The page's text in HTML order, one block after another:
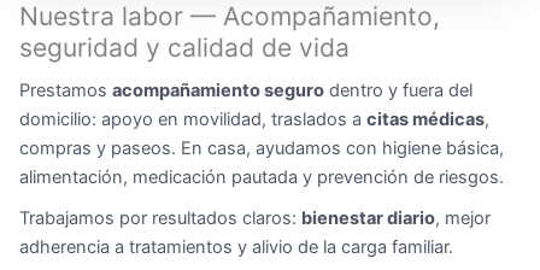
Nuestra labor — Acompañamiento,
seguridad y calidad de vida
Prestamos acompañamiento seguro dentro y fuera del
domicilio: apoyo en movilidad, traslados a citas médicas,
compras y paseos. En casa, ayudamos con higiene básica,
alimentación, medicación pautada y prevención de riesgos.
Trabajamos por resultados claros: bienestar diario, mejor
adherencia a tratamientos y alivio de la carga familiar.